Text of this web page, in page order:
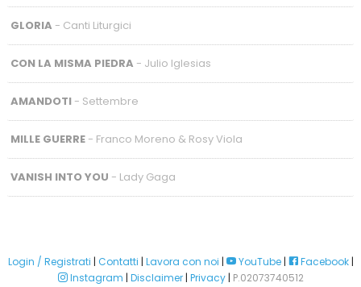
GLORIA - Canti Liturgici
CON LA MISMA PIEDRA - Julio Iglesias
AMANDOTI- Settembre
MILLE GUERRE- Franco Moreno & Rosy Viola
VANISH INTO YOU - Lady Gaga
Login / Registrati | Contatti | Lavora con noi | YouTube| Facebook|
Instagram | Disclaimer| Privacy| P.02073740512